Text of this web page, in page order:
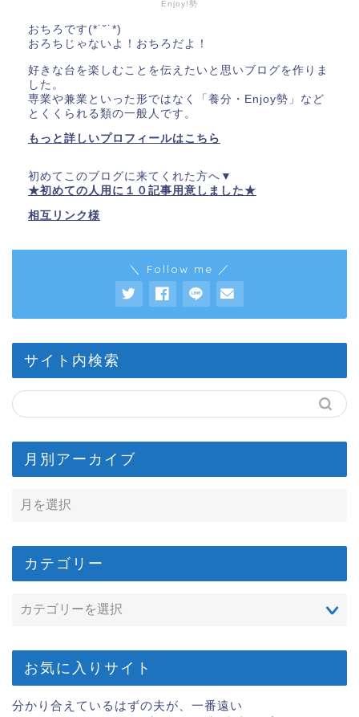
Enjoy!勢
おちろです(*˙˘˙*)
おろちじゃないよ！おちろだよ！
好きな台を楽しむことを伝えたいと思いブログを作りま
した。
専業や兼業といった形ではなく「養分・Enjoy勢」など
とくくられる類の一般人です。
もっと詳しいプロフィールはこちら
初めてこのブログに来てくれた方へ▼
★初めての人用に１０記事用意しました★
相互リンク様
＼ Follow me ／
サイト内検索
月別アーカイブ
カテゴリー
お気に入りサイト
分かり合えているはずの夫が、一番遠い